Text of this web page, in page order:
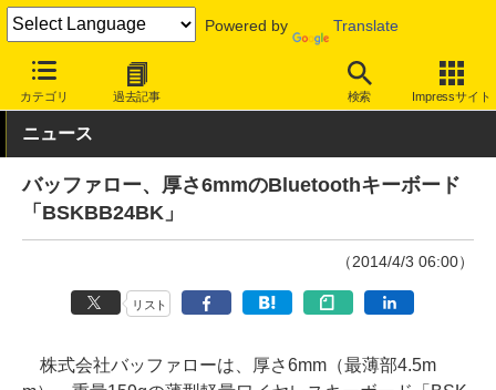
Powered by Translate
カテゴリ 過去記事 検索 Impressサイト
INTERNET Watch ハードウェア
ニュース
バッファロー、厚さ6mmのBluetoothキーボード
「BSKBB24BK」
（2014/4/3 06:00）
リスト
株式会社バッファローは、厚さ6mm（最薄部4.5m